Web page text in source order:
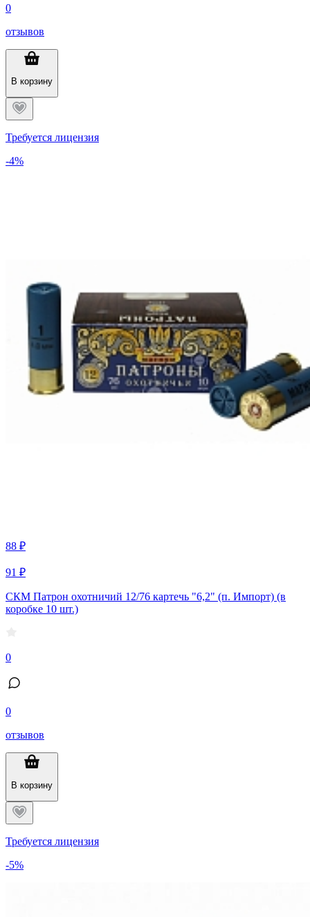
0
отзывов
В корзину
Требуется лицензия
-4%
88 ₽
91 ₽
СКМ Патрон охотничий 12/76 картечь "6,2" (п. Импорт) (в
коробке 10 шт.)
0
0
отзывов
В корзину
Требуется лицензия
-5%